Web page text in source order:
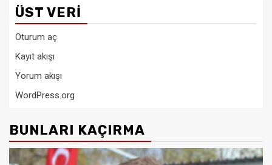
ÜST VERI
Oturum aç
Kayıt akışı
Yorum akışı
WordPress.org
BUNLARI KAÇIRMA